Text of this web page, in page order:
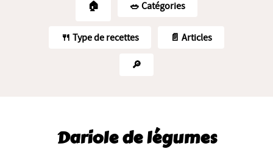
🏠 🥗️ Catégories
🍴 Type de recettes 📄 Articles
🔎
Dariole de légumes